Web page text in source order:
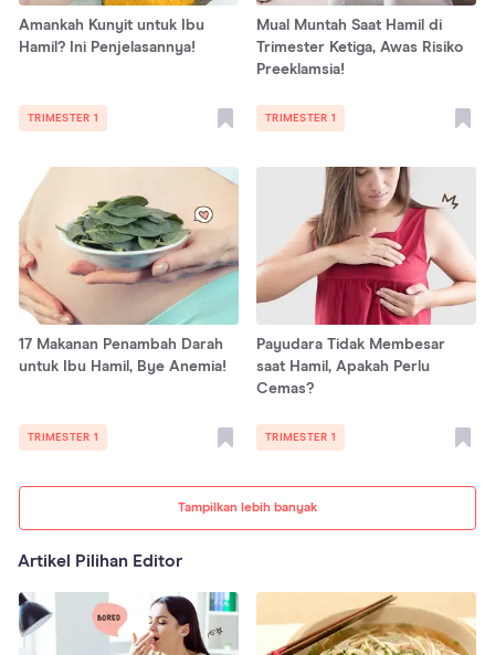
Tampilkan lebih banyak
Amankah Kunyit untuk Ibu
Hamil? Ini Penjelasannya!
TRIMESTER 1
Mual Muntah Saat Hamil di
Trimester Ketiga, Awas Risiko
Preeklamsia!
TRIMESTER 1
17 Makanan Penambah Darah
untuk Ibu Hamil, Bye Anemia!
TRIMESTER 1
Payudara Tidak Membesar
saat Hamil, Apakah Perlu
Cemas?
TRIMESTER 1
Artikel Pilihan Editor